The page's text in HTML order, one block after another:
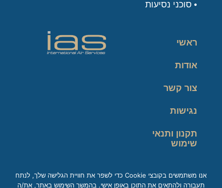
סוכני נסיעות
ראשי
אודות
צור קשר
נגישות
תקנון ותנאי
שימוש
אנו משתמשים בקובצי Cookie כדי לשפר את חוויית הגלישה שלך, לנתח
תעבורה ולהתאים את התוכן באופן אישי. בהמשך השימוש באתר, את/ה